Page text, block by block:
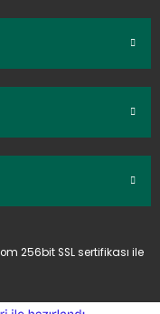
256bit SSL sertifikası ile